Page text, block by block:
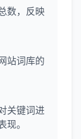
数，反映
站词库的
关键词进
。